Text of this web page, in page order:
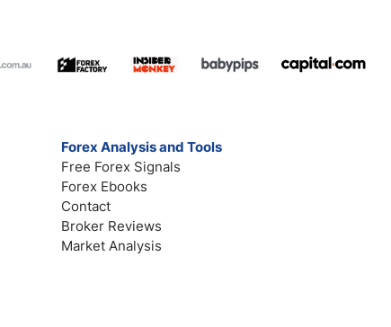
Forex Analysis and Tools
Free Forex Signals
Forex Ebooks
Contact
Broker Reviews
Market Analysis